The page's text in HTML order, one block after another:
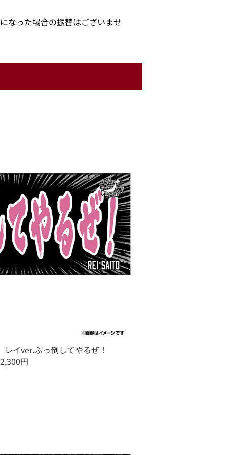
なった場合の振替はございませ
イver.ぶっ倒してやるぜ！
2,300円